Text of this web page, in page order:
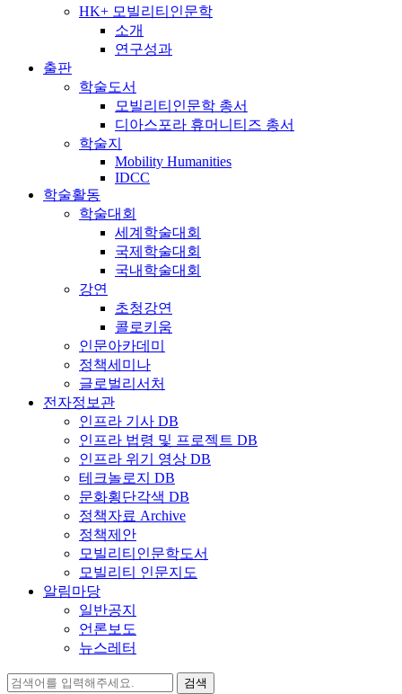
HK+ 모빌리티인문학
소개
연구성과
출판
학술도서
모빌리티인문학 총서
디아스포라 휴머니티즈 총서
학술지
Mobility Humanities
IDCC
학술활동
학술대회
세계학술대회
국제학술대회
국내학술대회
강연
초청강연
콜로키움
인문아카데미
정책세미나
글로벌리서처
전자정보관
인프라 기사 DB
인프라 법령 및 프로젝트 DB
인프라 위기 영상 DB
테크놀로지 DB
문화횡단각색 DB
정책자료 Archive
정책제안
모빌리티인문학도서
모빌리티 인문지도
알림마당
일반공지
언론보도
뉴스레터
검